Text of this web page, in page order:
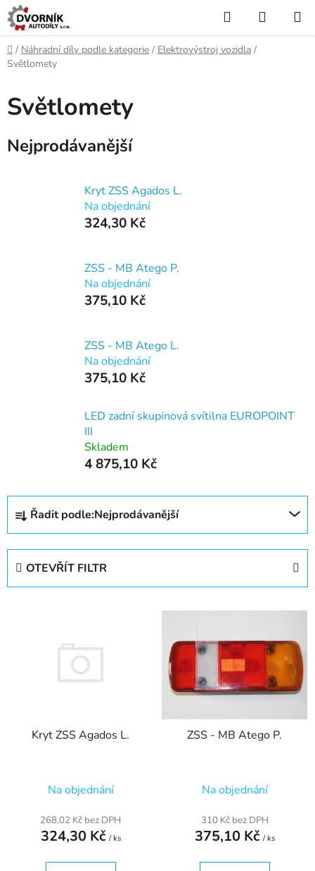
Přejít
na
obsah
Hledat
KOŠÍK
Domů
/ Náhradní díly podle kategorie / Elektrovýstroj vozidla /
Světlomety
Světlomety
Nejprodávanější
Kryt ZSS Agados L.
Na objednání
324,30 Kč
ZSS - MB Atego P.
Na objednání
375,10 Kč
ZSS - MB Atego L.
Na objednání
375,10 Kč
LED zadní skupinová svítilna EUROPOINT
III
Skladem
4 875,10 Kč
Ř
z
Řadit podle:Nejprodávanější
OTEVŘÍT FILTR
Kryt ZSS Agados L.
Na objednání
268,02 Kč bez DPH
324,30 Kč / ks
ZSS - MB Atego P.
Na objednání
310 Kč bez DPH
375,10 Kč / ks